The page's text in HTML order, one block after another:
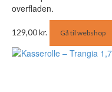
overfladen.
129,00kr. Gå til webshop